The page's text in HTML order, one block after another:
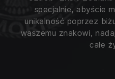
specjalnie, abyście
unikalność poprzez
waszemu znakowi,
całe